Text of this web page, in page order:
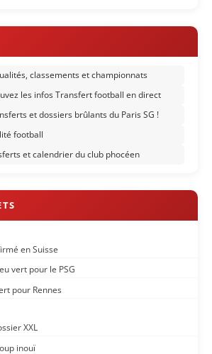
classements et championnats
les infos Transfert football en direct
et dossiers brûlants du Paris SG !
football
et calendrier du club phocéen
en Suisse
vert pour le PSG
pour Rennes
XXL
inouï